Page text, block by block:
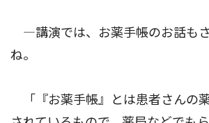
―講演では、お薬手帳のお話も
ね。
「『お薬手帳』とは患者さんの